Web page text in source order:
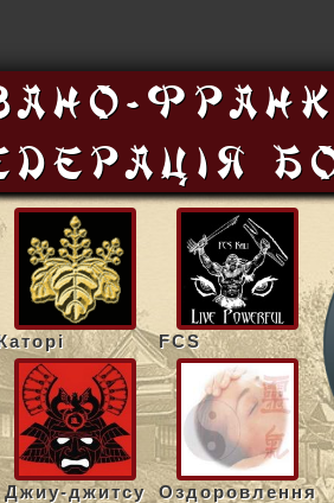
FCS
Джиу-джитсу Оздоровлення